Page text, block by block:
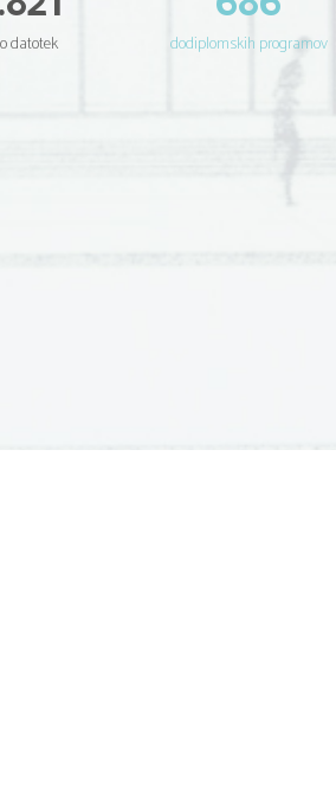
datotek dodiplomskih programov